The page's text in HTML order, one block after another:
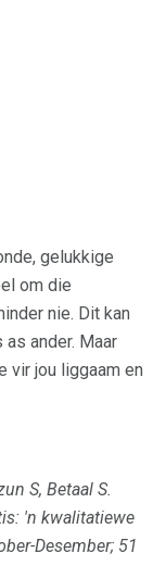
gelukkige
om die
nie. Dit kan
ander. Maar
vir jou liggaam en
S, Betaal S.
'n kwalitatiewe
Desember; 51